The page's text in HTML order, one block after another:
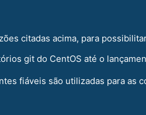
citadas acima, para
git do CentOS até o
fiáveis são utilizadas para as